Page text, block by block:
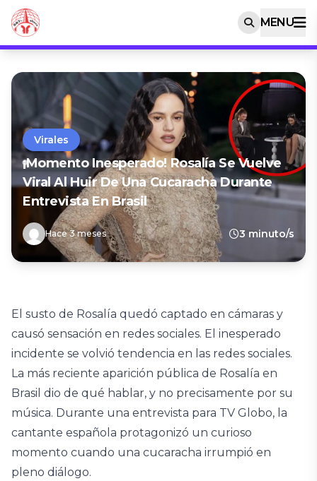
MENU
Virales
¡Momento Inesperado! Rosalía Se Vuelve
Viral Al Huir De Una Cucaracha Durante
Entrevista En Brasil
Hace 3 meses 3 minuto/s
El susto de Rosalía quedó captado en cámaras y
causó sensación en redes sociales. El inesperado
incidente se volvió tendencia en las redes sociales.
La más reciente aparición pública de Rosalía en
Brasil dio de qué hablar, y no precisamente por su
música. Durante una entrevista para TV Globo, la
cantante española protagonizó un curioso
momento cuando una cucaracha irrumpió en
pleno diálogo.